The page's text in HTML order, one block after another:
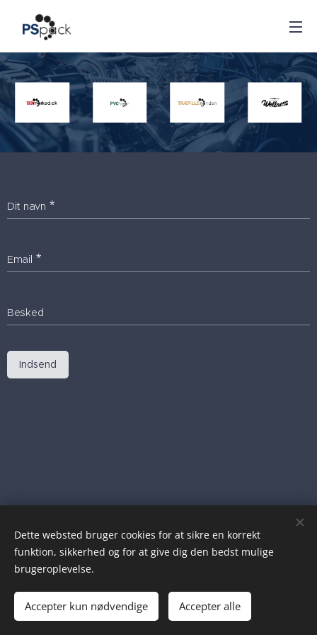
Dit navn
Email
Besked
Indsend
© 2024 Alle rettigheder forbeholdes
Cookies
Dette websted bruger cookies for at sikre en korrekt
funktion, sikkerhed og for at give dig den bedst mulige
brugeroplevelse.
Accepter kun nødvendige Accepter alle